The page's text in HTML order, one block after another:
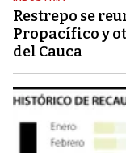
Restrepo se
Propacífico y
del Cauca